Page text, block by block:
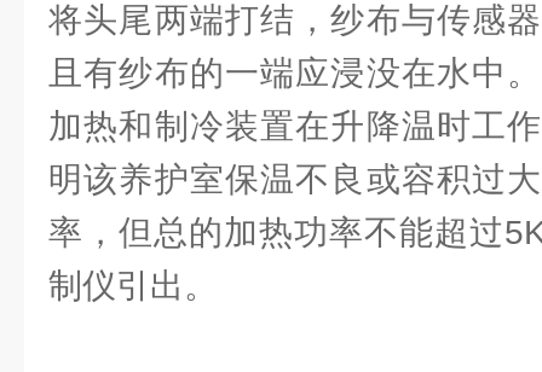
将头尾两端打结，纱布与传感
且有纱布的一端应浸没在水中
加热和制冷装置在升降温时工
明该养护室保温不良或容积过
率，但总的加热功率不能超过
制仪引出。